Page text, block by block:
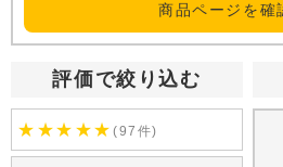
商品ページを確
評価で絞り込む
★ ★★ ★★(97件)